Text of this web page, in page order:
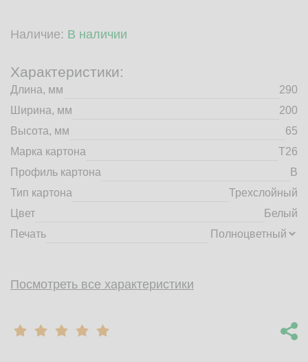
Гофротара с печатью
Рассчитать стоимость упаковки
Пн-Пт 8:00 - 17:00
+7 (4832) 71-44-42
г. Брянск, Белобережская улица, 1А
© 2014 - 2026 | ООО ТД "Брянский картон" Все права защищены,
материалов с сайта строго запрещено.
Наличие: В наличии
Характеристики:
Длина, мм
290
Ширина, мм
200
Высота, мм
65
Марка картона
Т26
Профиль картона
B
Тип картона
Трехслойный
Цвет
Белый
Печать
Посмотреть все характеристики